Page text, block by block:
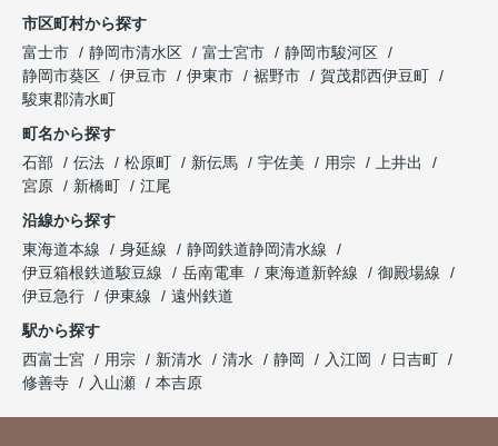
市区町村から探す
富士市
静岡市清水区 富士宮市
静岡市駿河区
静岡市葵区
伊豆市 伊東市 裾野市
賀茂郡西伊豆町
駿東郡清水町
町名から探す
石部
伝法 松原町 新伝馬 宇佐美 用宗
上井出
宮原
新橋町
江尾
沿線から探す
東海道本線
身延線
静岡鉄道静岡清水線
伊豆箱根鉄道駿豆線
岳南電車 東海道新幹線
御殿場線
伊豆急行
伊東線
遠州鉄道
駅から探す
西富士宮
用宗 新清水 清水 静岡 入江岡
日吉町
修善寺
入山瀬 本吉原